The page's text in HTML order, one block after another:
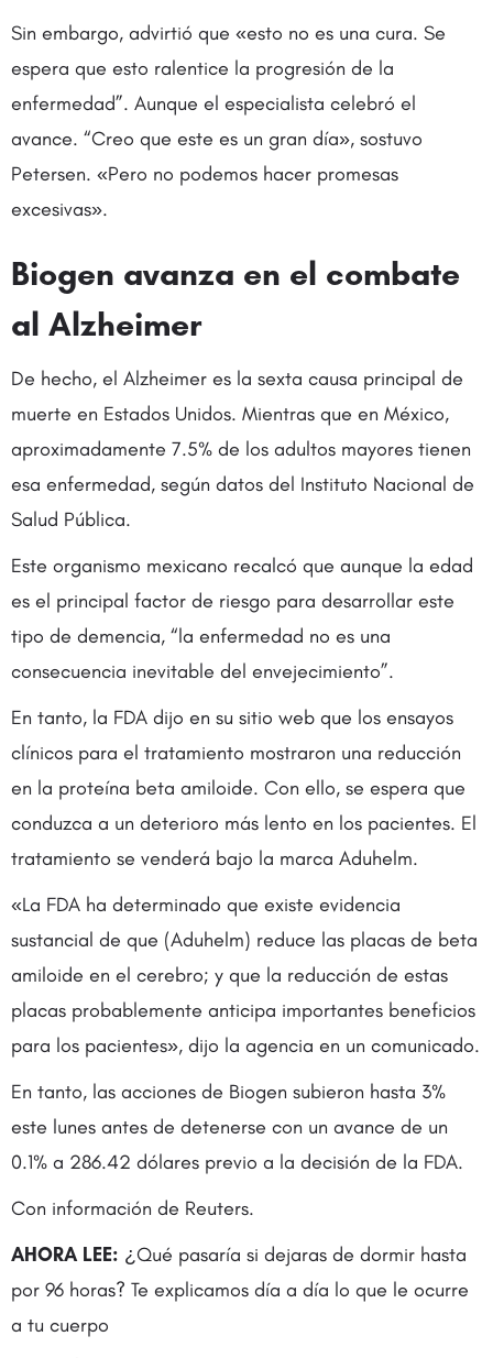
Sin embargo, advirtió que «esto no es una cura. Se
espera que esto ralentice la progresión de la
enfermedad”. Aunque el especialista celebró el
avance. “Creo que este es un gran día», sostuvo
Petersen. «Pero no podemos hacer promesas
excesivas».
Biogen avanza en el combate
al Alzheimer
De hecho, el Alzheimer es la sexta causa principal de
muerte en Estados Unidos. Mientras que en México,
aproximadamente 7.5% de los adultos mayores tienen
esa enfermedad, según datos del Instituto Nacional de
Salud Pública.
Este organismo mexicano recalcó que aunque la edad
es el principal factor de riesgo para desarrollar este
tipo de demencia, “la enfermedad no es una
consecuencia inevitable del envejecimiento”.
En tanto, la FDA dijo en su sitio web que los ensayos
clínicos para el tratamiento mostraron una reducción
en la proteína beta amiloide. Con ello, se espera que
conduzca a un deterioro más lento en los pacientes. El
tratamiento se venderá bajo la marca Aduhelm.
«La FDA ha determinado que existe evidencia
sustancial de que (Aduhelm) reduce las placas de beta
amiloide en el cerebro; y que la reducción de estas
placas probablemente anticipa importantes beneficios
para los pacientes», dijo la agencia en un comunicado.
En tanto, las acciones de Biogen subieron hasta 3%
este lunes antes de detenerse con un avance de un
0.1% a 286.42 dólares previo a la decisión de la FDA.
Con información de Reuters.
AHORA LEE: ¿Qué pasaría si dejaras de dormir hasta
por 96 horas? Te explicamos día a día lo que le ocurre
a tu cuerpo